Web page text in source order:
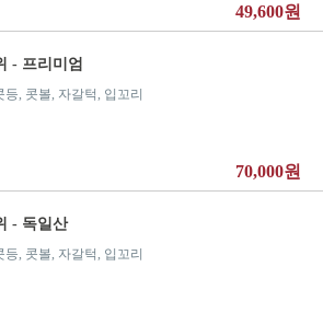
49,600원
- 프리미엄
, 콧볼, 자갈턱, 입꼬리
70,000원
- 독일산
, 콧볼, 자갈턱, 입꼬리